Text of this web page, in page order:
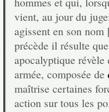
vient, au jour du
agissent en son
précède il résulte
apocalyptique révèle
armée, composée de
maîtrise certaines
action sur tous les